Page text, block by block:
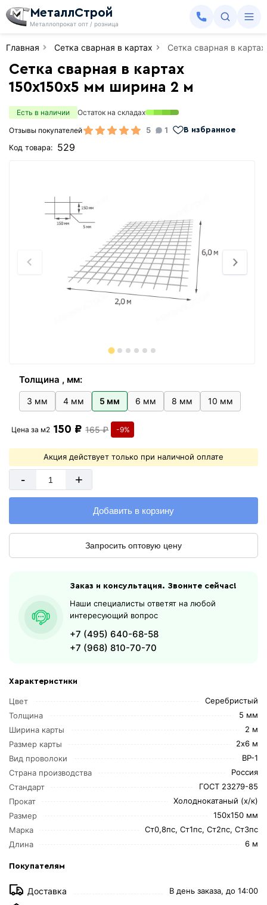
МеталлСтрой
Металлопрокат опт / розница
Главная Сетка сварная в картах Сетка сварная в
Сетка сварная в картах
150х150х5 мм ширина 2 м
Есть в наличии
Остаток на складах
Отзывы покупателей
5 1 В избранное
Код товара: 529
Толщина , мм:
3 мм 4 мм 5 мм 6 мм 8 мм 10 мм
Характеристики
Цвет
Серебристый
Толщина
5 мм
Ширина карты
2 м
Размер карты
2х6 м
Вид проволоки
ВР-1
Страна производства
Россия
Стандарт
ГОСТ 23279-85
Прокат
Холоднокатаный (х/к)
Размер
150х150 мм
Марка
Ст0,8пс, Ст1пс, Ст2пс, Ст3пс
Длина
6 м
Покупателям
Доставка В день заказа, до 14:00
Цена за м2 150 ₽ 165 ₽ -9%
Акция действует только при наличной оплате
- +
Добавить в корзину
Запросить оптовую цену
Заказ и консультация. Звоните сейчас!
Наши специалисты ответят на любой
интересующий вопрос
+7 (495) 640-68-58
+7 (968) 810-70-70